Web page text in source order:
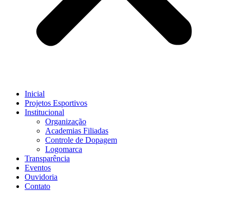
Inicial
Projetos Esportivos
Institucional
Organização
Academias Filiadas
Controle de Dopagem
Logomarca
Transparência
Eventos
Ouvidoria
Contato